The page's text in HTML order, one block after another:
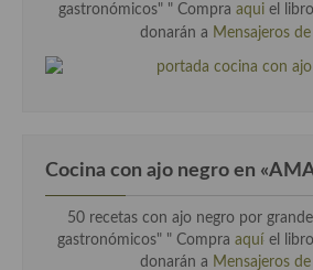
gastronómicos" " Compra aqui el
donarán a Mensajeros de
Cocina con ajo negro en
50 recetas con ajo negro por
gastronómicos" " Compra aquí el
donarán a Mensajeros de